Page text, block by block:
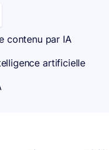
contenu par IA
artificielle